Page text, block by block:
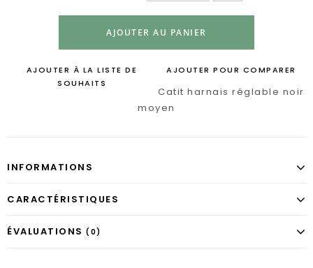
AJOUTER AU PANIER
AJOUTER À LA LISTE DE
SOUHAITS
AJOUTER POUR COMPARER
Catit harnais réglable noir
moyen
INFORMATIONS
CARACTÉRISTIQUES
ÉVALUATIONS (0)